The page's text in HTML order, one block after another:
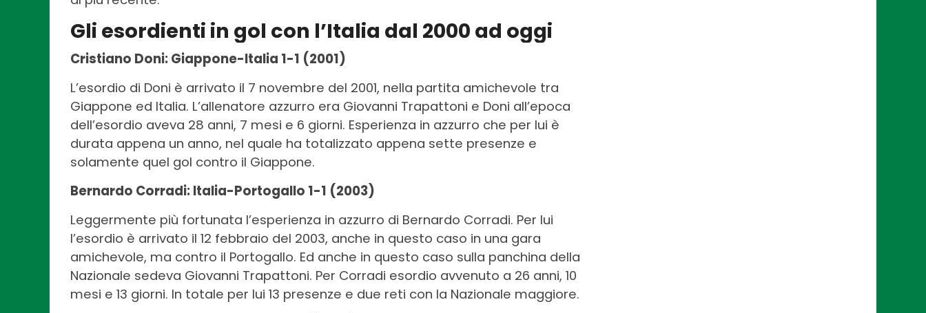
Gli esordienti in gol con l’Italia dal 2000 ad oggi
Cristiano Doni: Giappone-Italia 1-1 (2001)
L’esordio di Doni è arrivato il 7 novembre del 2001, nella partita amichevole tra
Giappone ed Italia. L’allenatore azzurro era Giovanni Trapattoni e Doni all’epoca
dell’esordio aveva 28 anni, 7 mesi e 6 giorni. Esperienza in azzurro che per lui è
durata appena un anno, nel quale ha totalizzato appena sette presenze e
solamente quel gol contro il Giappone.
Bernardo Corradi: Italia-Portogallo 1-1 (2003)
Leggermente più fortunata l’esperienza in azzurro di Bernardo Corradi. Per lui
l’esordio è arrivato il 12 febbraio del 2003, anche in questo caso in una gara
amichevole, ma contro il Portogallo. Ed anche in questo caso sulla panchina della
Nazionale sedeva Giovanni Trapattoni. Per Corradi esordio avvenuto a 26 anni, 10
mesi e 13 giorni. In totale per lui 13 presenze e due reti con la Nazionale maggiore.